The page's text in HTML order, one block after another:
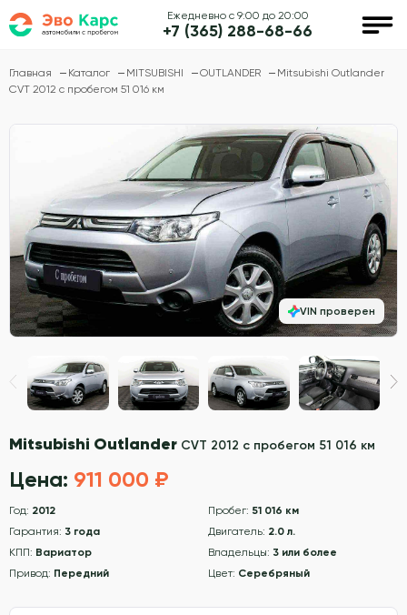
Ежедневно с 9:00 до 20:00
+7 (365) 288-68-66
Главная Каталог MITSUBISHI OUTLANDER
Mitsubishi Outlander
CVT 2012 с пробегом 51 016 км
Mitsubishi Outlander CVT 2012 с пробегом 51 016 км
Цена: 911 000 ₽
Год: 2012 Пробег: 51 016 км
Гарантия: 3 года Двигатель: 2.0 л.
КПП: Вариатор Владельцы: 3 или более
Привод: Передний Цвет: Серебряный
VIN проверен